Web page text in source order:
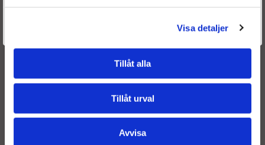
Visa detaljer
Tillåt alla
Tillåt urval
Avvisa
Fri frakt både tur & retur.
Välkommen tillbaka! Klicka här för att komma till dina sidor.
Givetvis går det även bra att handla utan att logga in.